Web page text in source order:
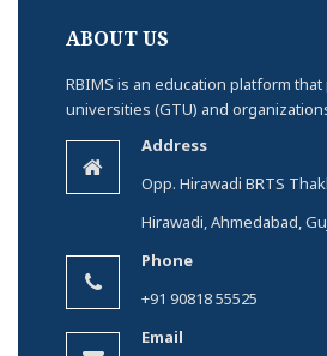
ABOUT US
RBIMS is an education platform
universities (GTU) and
Address
Opp. Hirawadi BRTS
Hirawadi, Ahmedabad,
Phone
+91 90818 55525
Email